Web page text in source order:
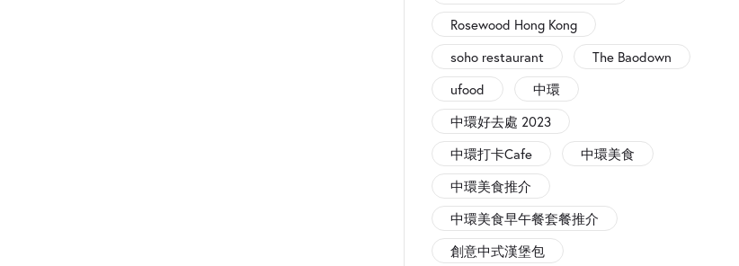
Rosewood Hong Kong
soho restaurant
The Baodown
ufood
中環
中環好去處 2023
中環打卡Cafe
中環美食
中環美食推介
中環美食早午餐套餐推介
創意中式漢堡包